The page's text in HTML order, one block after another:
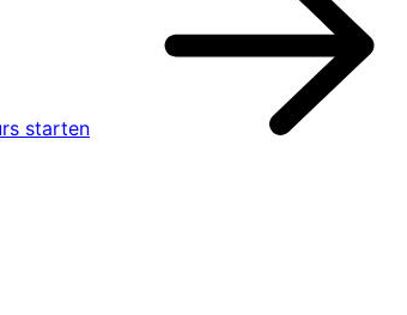
starten